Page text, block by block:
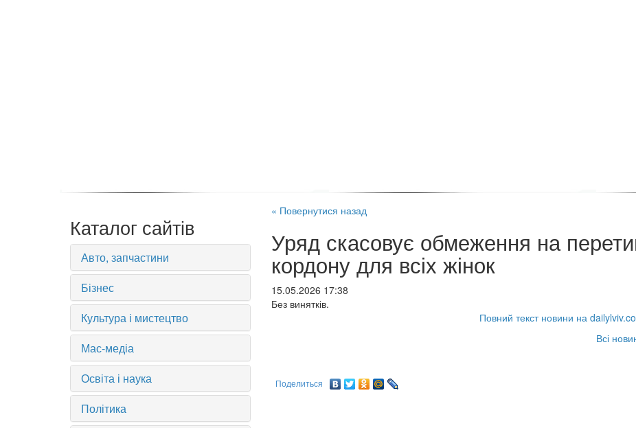
Каталог сайтів
Авто, запчастини
Бізнес
Культура і мистецтво
Мас-медіа
Освіта і наука
Політика
« Повернутися назад
Уряд скасовує обмеження на
кордону для всіх жінок
15.05.2026 17:38
Без винятків.
Повний текст новини на
Всі
Поделиться